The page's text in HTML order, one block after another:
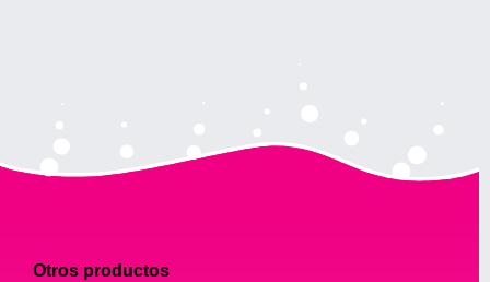
Otros productos